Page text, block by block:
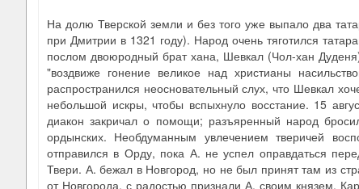
На долю Тверской земли и без того уже выпало два
при Дмитрии в 1321 году). Народ очень тяготился
послом двоюродный брат хана, Шевкал (Чол-хан
"воздвиже гонение великое над христианы
распространился неосновательный слух, что Шевкал
небольшой искры, чтобы вспыхнуло восстание. 15
диакон закричал о помощи; разъяренный народ
ордынских. Необдуманным увлечением тверичей
отправился в Орду, пока А. не успел оправдаться
Твери. А. бежал в Новгород, но не был принят там из
от Новгорода, с радостью признали А. своим князем.